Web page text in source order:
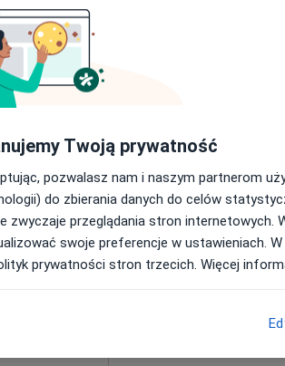
290 zł
Dziś
8 Sie
Jutro
9 Sie
Twoją prywatność
pozwalasz nam i naszym partnerom
do zbierania danych do celów
zwyczaje przeglądania stron internetowych.
swoje preferencje w ustawieniach.
prywatności stron trzecich. Więcej